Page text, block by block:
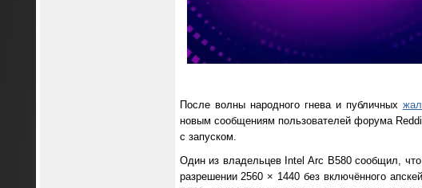
После волны народного гнева и публичных
новым сообщениям пользователей форума
с запуском.
Один из владельцев Intel Arc B580 сообщил,
разрешении 2560 × 1440 без включённого